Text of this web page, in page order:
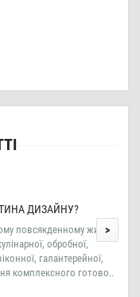
ДИЗАЙНУ?
повсякденному житті.
обробної,
галантерейної,
комплексного готово..
>